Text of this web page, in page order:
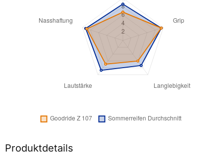
Produktdetails